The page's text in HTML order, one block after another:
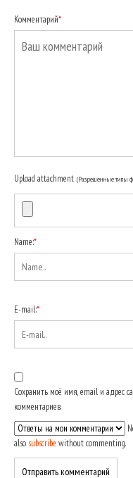
Комментарий*
Upload attachment (Разрешенные типы
Name:*
E-mail:*
Сохранить моё имя, email и адрес
комментариев.
also subscribe without commenting.